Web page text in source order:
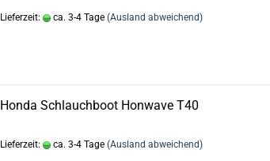
Lieferzeit: ca. 3-4 Tage (Ausland abweichend)
Honda Schlauchboot Honwave T40
Lieferzeit: ca. 3-4 Tage (Ausland abweichend)